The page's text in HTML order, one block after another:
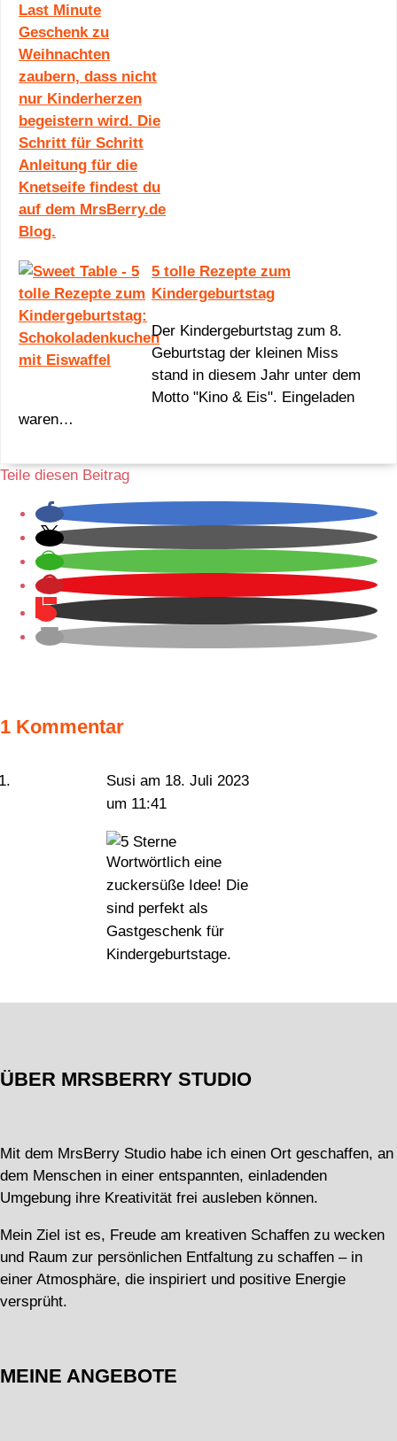
5 tolle Rezepte zum
Kindergeburtstag
Der Kindergeburtstag zum 8.
Geburtstag der kleinen Miss
stand in diesem Jahr unter dem
Motto "Kino & Eis". Eingeladen
waren…
Teile diesen Beitrag
1 Kommentar
Susi am 18. Juli 2023
um 11:41
Wortwörtlich eine
zuckersüße Idee! Die
sind perfekt als
Gastgeschenk für
Kindergeburtstage.
ÜBER MRSBERRY STUDIO
Mit dem MrsBerry Studio habe ich einen Ort geschaffen, an
dem Menschen in einer entspannten, einladenden
Umgebung ihre Kreativität frei ausleben können.
Mein Ziel ist es, Freude am kreativen Schaffen zu wecken
und Raum zur persönlichen Entfaltung zu schaffen – in
einer Atmosphäre, die inspiriert und positive Energie
versprüht.
MEINE ANGEBOTE